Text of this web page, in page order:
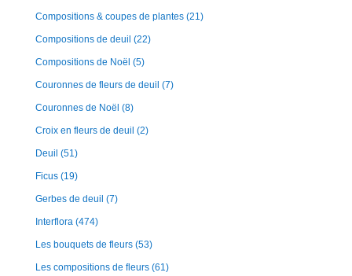
Compositions & coupes de plantes (21)
Compositions de deuil (22)
Compositions de Noël (5)
Couronnes de fleurs de deuil (7)
Couronnes de Noël (8)
Croix en fleurs de deuil (2)
Deuil (51)
Ficus (19)
Gerbes de deuil (7)
Interflora (474)
Les bouquets de fleurs (53)
Les compositions de fleurs (61)